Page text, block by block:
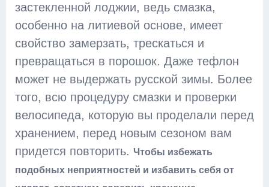
застекленной лоджии, ведь смазка,
особенно на литиевой основе, имеет
свойство замерзать, трескаться и
превращаться в порошок. Даже тефлон
может не выдержать русской зимы. Более
того, всю процедуру смазки и проверки
велосипеда, которую вы проделали перед
хранением, перед новым сезоном вам
придется повторить. Чтобы избежать
подобных неприятностей и избавить себя от